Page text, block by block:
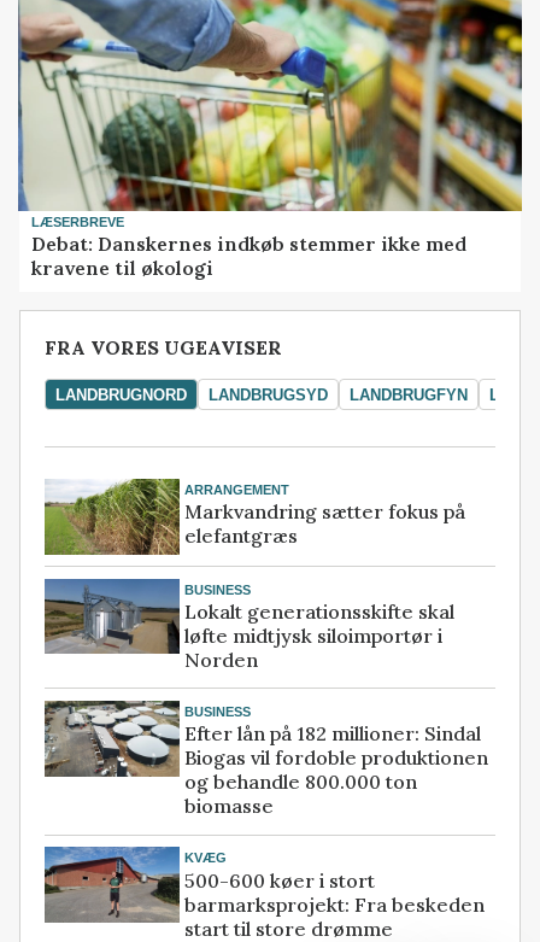
LÆSERBREVE
Debat: Danskernes indkøb stemmer ikke med
kravene til økologi
FRA VORES UGEAVISER
LANDBRUGNORD LANDBRUGSYD LANDBRUGFYN
ARRANGEMENT
Markvandring sætter fokus på
elefantgræs
BUSINESS
Lokalt generationsskifte skal
løfte midtjysk siloimportør i
Norden
BUSINESS
Efter lån på 182 millioner: Sindal
Biogas vil fordoble produktionen
og behandle 800.000 ton
biomasse
KVÆG
500-600 køer i stort
barmarksprojekt: Fra beskeden
start til store drømme